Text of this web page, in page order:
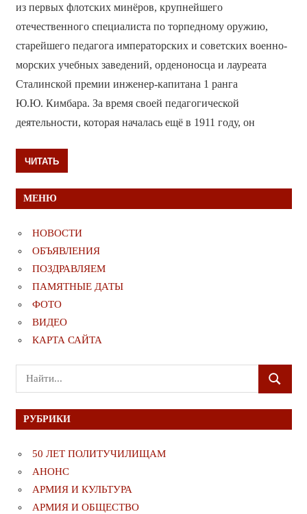
из первых флотских минёров, крупнейшего
отечественного специалиста по торпедному оружию,
старейшего педагога императорских и советских военно-
морских учебных заведений, орденоносца и лауреата
Сталинской премии инженер-капитана 1 ранга
Ю.Ю. Кимбара. За время своей педагогической
деятельности, которая началась ещё в 1911 году, он
ЧИТАТЬ
МЕНЮ
НОВОСТИ
ОБЪЯВЛЕНИЯ
ПОЗДРАВЛЯЕМ
ПАМЯТНЫЕ ДАТЫ
ФОТО
ВИДЕО
КАРТА САЙТА
Поиск
для:
ПОИСК
РУБРИКИ
50 ЛЕТ ПОЛИТУЧИЛИЩАМ
АНОНС
АРМИЯ И КУЛЬТУРА
АРМИЯ И ОБЩЕСТВО